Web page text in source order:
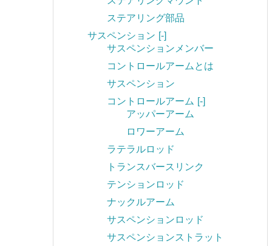
ステアリング部品
サスペンション [-]
サスペンションメンバー
コントロールアームとは
サスペンション
コントロールアーム [-]
アッパーアーム
ロワーアーム
ラテラルロッド
トランスバースリンク
テンションロッド
ナックルアーム
サスペンションロッド
サスペンションストラット